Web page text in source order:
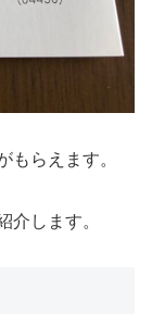
もらえます。
介します。